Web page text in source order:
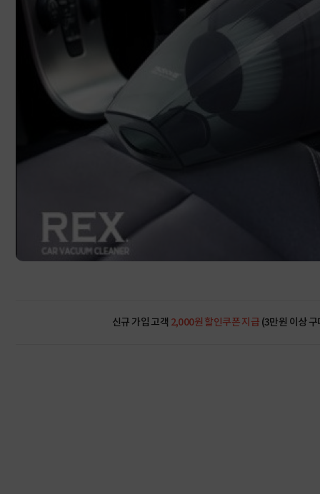
신규 가입 고객 2,000원 할인쿠폰 지급 (3만원 이상 구